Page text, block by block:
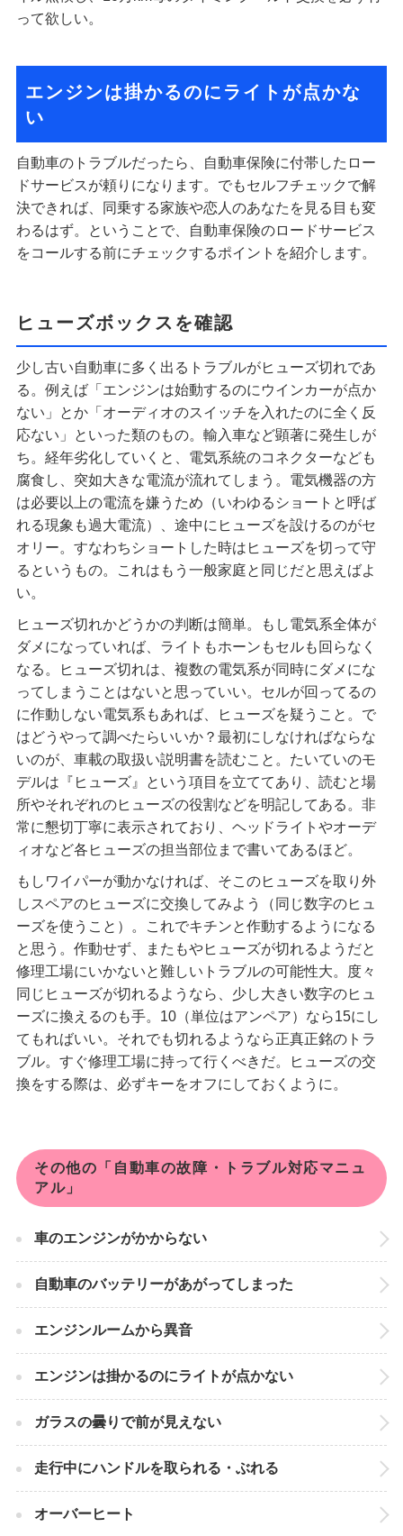
って欲しい。
エンジンは掛かるのにライトが点かな
い
自動車のトラブルだったら、自動車保険に付帯したロー
ドサービスが頼りになります。でもセルフチェックで解
決できれば、同乗する家族や恋人のあなたを見る目も変
わるはず。ということで、自動車保険のロードサービス
をコールする前にチェックするポイントを紹介します。
ヒューズボックスを確認
少し古い自動車に多く出るトラブルがヒューズ切れであ
る。例えば「エンジンは始動するのにウインカーが点か
ない」とか「オーディオのスイッチを入れたのに全く反
応ない」といった類のもの。輸入車など顕著に発生しが
ち。経年劣化していくと、電気系統のコネクターなども
腐食し、突如大きな電流が流れてしまう。電気機器の方
は必要以上の電流を嫌うため（いわゆるショートと呼ば
れる現象も過大電流）、途中にヒューズを設けるのがセ
オリー。すなわちショートした時はヒューズを切って守
るというもの。これはもう一般家庭と同じだと思えばよ
い。
ヒューズ切れかどうかの判断は簡単。もし電気系全体が
ダメになっていれば、ライトもホーンもセルも回らなく
なる。ヒューズ切れは、複数の電気系が同時にダメにな
ってしまうことはないと思っていい。セルが回ってるの
に作動しない電気系もあれば、ヒューズを疑うこと。で
はどうやって調べたらいいか？最初にしなければならな
いのが、車載の取扱い説明書を読むこと。たいていのモ
デルは『ヒューズ』という項目を立ててあり、読むと場
所やそれぞれのヒューズの役割などを明記してある。非
常に懇切丁寧に表示されており、ヘッドライトやオーデ
ィオなど各ヒューズの担当部位まで書いてあるほど。
もしワイパーが動かなければ、そこのヒューズを取り外
しスペアのヒューズに交換してみよう（同じ数字のヒュ
ーズを使うこと）。これでキチンと作動するようになる
と思う。作動せず、またもやヒューズが切れるようだと
修理工場にいかないと難しいトラブルの可能性大。度々
同じヒューズが切れるようなら、少し大きい数字のヒュ
ーズに換えるのも手。10（単位はアンペア）なら15にし
てもればいい。それでも切れるようなら正真正銘のトラ
ブル。すぐ修理工場に持って行くべきだ。ヒューズの交
換をする際は、必ずキーをオフにしておくように。
その他の「自動車の故障・トラブル対応マニュ
アル」
車のエンジンがかからない
自動車のバッテリーがあがってしまった
エンジンルームから異音
エンジンは掛かるのにライトが点かない
ガラスの曇りで前が見えない
走行中にハンドルを取られる・ぶれる
オーバーヒート